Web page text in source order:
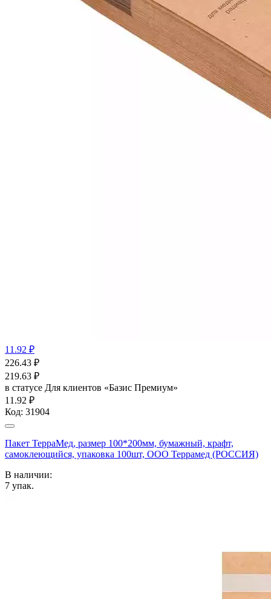
11.92 ₽
226.43 ₽
219.63 ₽
в статусе Для клиентов «Базис Премиум»
11.92 ₽
Код: 31904
Пакет ТерраМед, размер 100*200мм, бумажный, крафт,
самоклеющийся, упаковка 100шт, ООО Террамед (РОССИЯ)
В наличии:
7 упак.